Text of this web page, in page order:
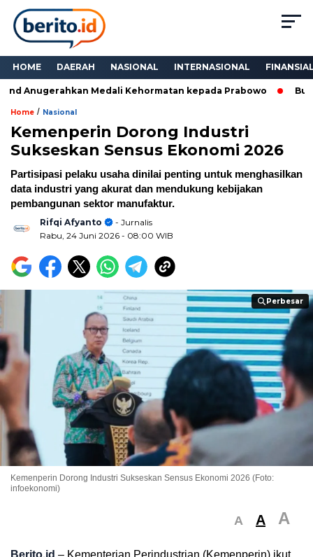
HOME DAERAH NASIONAL INTERNASIONAL
Anugerahkan Medali Kehormatan kepada Prabowo Bukan
Home / Nasional
Kemenperin Dorong Industri
Sukseskan Sensus Ekonomi 2026
Partisipasi pelaku usaha dinilai penting untuk menghasilkan
data industri yang akurat dan mendukung kebijakan
pembangunan sektor manufaktur.
Rifqi Afyanto
- Jurnalis
Rabu, 24 Juni 2026 - 08:00 WIB
Perbesar
Perbesar
Kemenperin Dorong Industri Sukseskan Sensus Ekonomi 2026 (Foto:
infoekonomi)
A A A